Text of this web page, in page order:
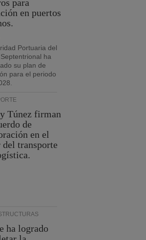
para
en puertos
Portuaria del
ha
su plan de
para el periodo
Túnez firman
de
en el
del transporte
ha logrado